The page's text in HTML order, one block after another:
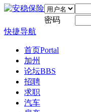
密码
快捷导航
首页Portal
加州
论坛BBS
招聘
求职
汽车